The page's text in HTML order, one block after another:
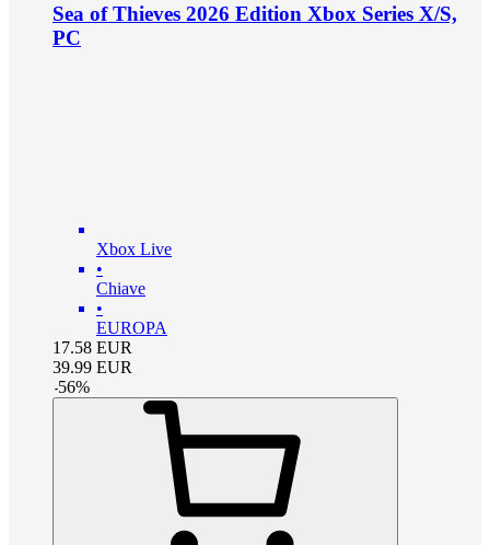
Sea of Thieves 2026 Edition Xbox Series X/S,
PC
Xbox Live
•
Chiave
•
EUROPA
17.58 EUR
39.99 EUR
-56%